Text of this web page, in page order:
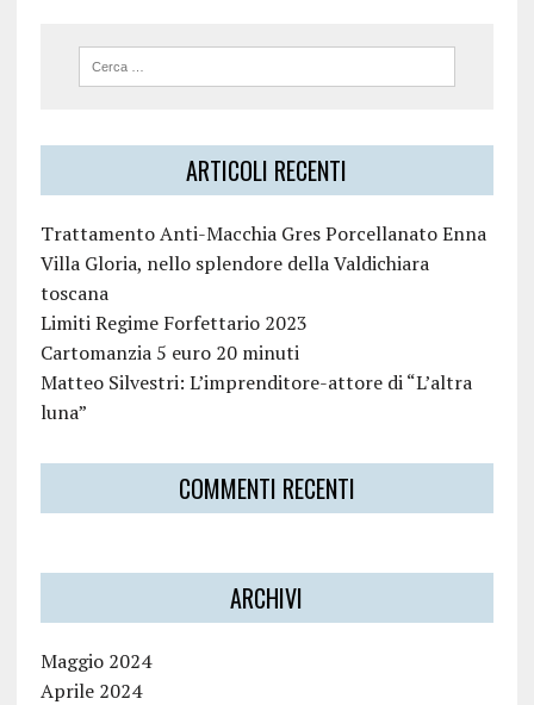
ARTICOLI RECENTI
Trattamento Anti-Macchia Gres Porcellanato Enna
Villa Gloria, nello splendore della Valdichiara
toscana
Limiti Regime Forfettario 2023
Cartomanzia 5 euro 20 minuti
Matteo Silvestri: L’imprenditore-attore di “L’altra
luna”
COMMENTI RECENTI
ARCHIVI
Maggio 2024
Aprile 2024